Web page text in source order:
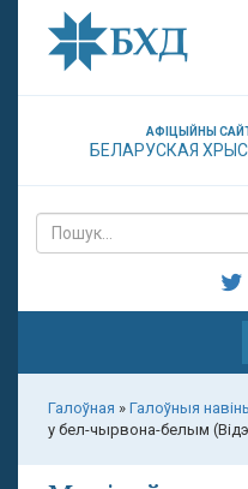
АФІЦЫЙНЫ САЙТ
БЕЛАРУСКАЯ
Галоўная » Галоўныя
у бел-чырвона-белым